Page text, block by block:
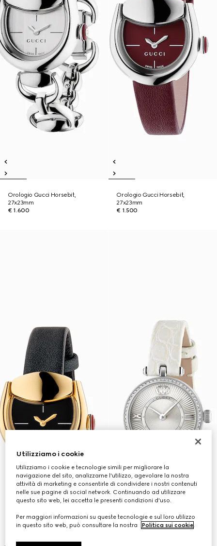
Orologio Gucci Horsebit,
27x23mm
€ 1.600
Orologio Gucci Horsebit,
27x23mm
€ 1.500
Utilizziamo i cookie
Utilizziamo i cookie e tecnologie simili per migliorare la
navigazione del sito, analizzarne l'utilizzo, agevolare la nostra
attività di marketing e consentirle di condividere i nostri contenuti
nelle sue pagine di social network. Continuando ad utilizzare
questo sito web, lei accetta le presenti condizioni d'uso.
Per maggiori informazioni su queste tecnologie e sul loro utilizzo
in questo sito web, può consultare la nostra
Politica sui cookie.